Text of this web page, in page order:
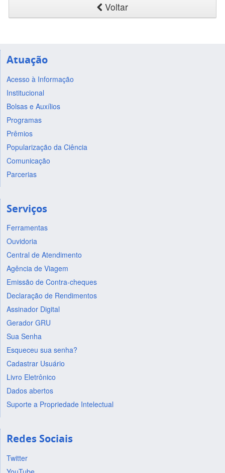
Voltar
Atuação
Acesso à Informação
Institucional
Bolsas e Auxílios
Programas
Prêmios
Popularização da Ciência
Comunicação
Parcerias
Serviços
Ferramentas
Ouvidoria
Central de Atendimento
Agência de Viagem
Emissão de Contra-cheques
Declaração de Rendimentos
Assinador Digital
Gerador GRU
Sua Senha
Esqueceu sua senha?
Cadastrar Usuário
Livro Eletrônico
Dados abertos
Suporte a Propriedade Intelectual
Redes Sociais
Twitter